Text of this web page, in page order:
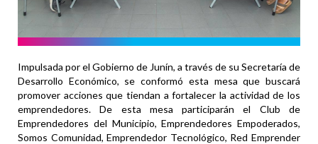
Impulsada por el Gobierno de Junín, a través de su Secretaría de
Desarrollo Económico, se conformó esta mesa que buscará
promover acciones que tiendan a fortalecer la actividad de los
emprendedores. De esta mesa participarán el Club de
Emprendedores del Municipio, Emprendedores Empoderados,
Somos Comunidad, Emprendedor Tecnológico, Red Emprender